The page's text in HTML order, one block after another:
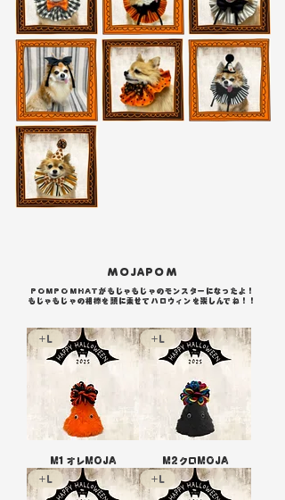
MOJAPOM
POMPOMHATがもじゃもじゃのモンスターになったよ！
​もじゃもじゃの相棒を頭に乗せてハロウィンを楽しんでね！！
+L
M1 オレMOJA
+L
M2 クロMOJA
+L +L